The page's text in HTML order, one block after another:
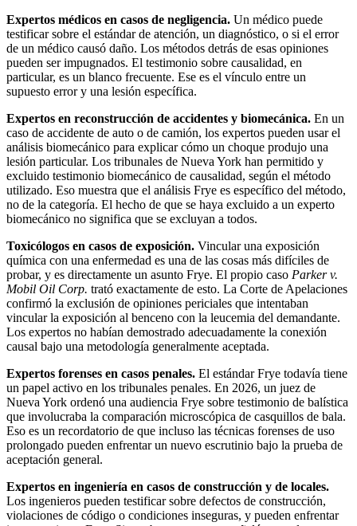
Expertos médicos en casos de negligencia. Un médico puede
testificar sobre el estándar de atención, un diagnóstico, o si el error
de un médico causó daño. Los métodos detrás de esas opiniones
pueden ser impugnados. El testimonio sobre causalidad, en
particular, es un blanco frecuente. Ese es el vínculo entre un
supuesto error y una lesión específica.
Expertos en reconstrucción de accidentes y biomecánica. En un
caso de accidente de auto o de camión, los expertos pueden usar el
análisis biomecánico para explicar cómo un choque produjo una
lesión particular. Los tribunales de Nueva York han permitido y
excluido testimonio biomecánico de causalidad, según el método
utilizado. Eso muestra que el análisis Frye es específico del método,
no de la categoría. El hecho de que se haya excluido a un experto
biomecánico no significa que se excluyan a todos.
Toxicólogos en casos de exposición. Vincular una exposición
química con una enfermedad es una de las cosas más difíciles de
probar, y es directamente un asunto Frye. El propio caso Parker v.
Mobil Oil Corp. trató exactamente de esto. La Corte de Apelaciones
confirmó la exclusión de opiniones periciales que intentaban
vincular la exposición al benceno con la leucemia del demandante.
Los expertos no habían demostrado adecuadamente la conexión
causal bajo una metodología generalmente aceptada.
Expertos forenses en casos penales. El estándar Frye todavía tiene
un papel activo en los tribunales penales. En 2026, un juez de
Nueva York ordenó una audiencia Frye sobre testimonio de balística
que involucraba la comparación microscópica de casquillos de bala.
Eso es un recordatorio de que incluso las técnicas forenses de uso
prolongado pueden enfrentar un nuevo escrutinio bajo la prueba de
aceptación general.
Expertos en ingeniería en casos de construcción y de locales.
Los ingenieros pueden testificar sobre defectos de construcción,
violaciones de código o condiciones inseguras, y pueden enfrentar